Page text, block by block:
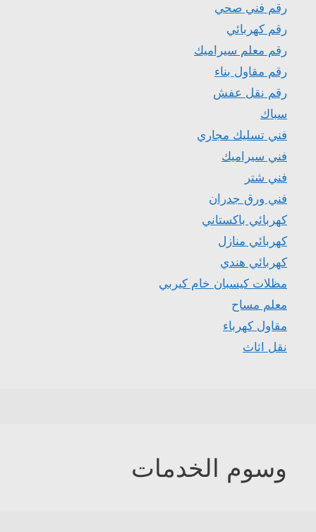
رقم فني صحي
رقم كهربائي
رقم معلم سيراميك
رقم مقاول بناء
رقم نقل عفش
سباك
فني تسليك مجاري
فني سيراميك
فني شتر
فني ورق جدران
كهربائي باكستاني
كهربائي منازل
كهربائي هندي
مظلات كيسبان خام كيربي
معلم مساح
مقاول كهرباء
نقل اثاث
وسوم الخدمات